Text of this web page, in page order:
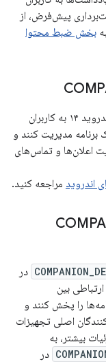
پیش‌فرض، از
بخش ضبط محتوا
در اندروید ۱۴ به کاربران
مدیریت کنند و
اعلان‌ها و تماس‌های
مراجعه کنید.
در
بین
را پخش کنند و
اصلی تجهیزات
در